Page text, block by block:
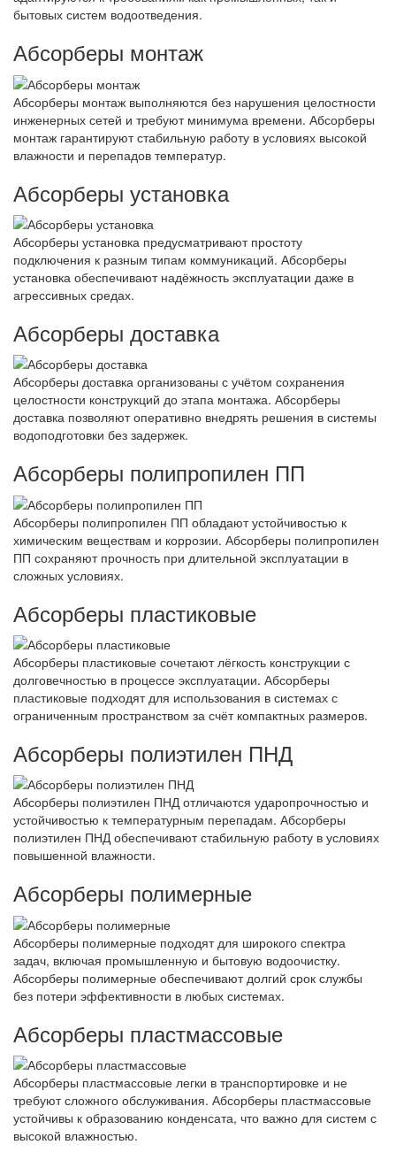
бытовых систем водоотведения.
Абсорберы монтаж
Абсорберы монтаж выполняются без нарушения целостности
инженерных сетей и требуют минимума времени. Абсорберы
монтаж гарантируют стабильную работу в условиях высокой
влажности и перепадов температур.
Абсорберы установка
Абсорберы установка предусматривают простоту
подключения к разным типам коммуникаций. Абсорберы
установка обеспечивают надёжность эксплуатации даже в
агрессивных средах.
Абсорберы доставка
Абсорберы доставка организованы с учётом сохранения
целостности конструкций до этапа монтажа. Абсорберы
доставка позволяют оперативно внедрять решения в системы
водоподготовки без задержек.
Абсорберы полипропилен ПП
Абсорберы полипропилен ПП обладают устойчивостью к
химическим веществам и коррозии. Абсорберы полипропилен
ПП сохраняют прочность при длительной эксплуатации в
сложных условиях.
Абсорберы пластиковые
Абсорберы пластиковые сочетают лёгкость конструкции с
долговечностью в процессе эксплуатации. Абсорберы
пластиковые подходят для использования в системах с
ограниченным пространством за счёт компактных размеров.
Абсорберы полиэтилен ПНД
Абсорберы полиэтилен ПНД отличаются ударопрочностью и
устойчивостью к температурным перепадам. Абсорберы
полиэтилен ПНД обеспечивают стабильную работу в условиях
повышенной влажности.
Абсорберы полимерные
Абсорберы полимерные подходят для широкого спектра
задач, включая промышленную и бытовую водоочистку.
Абсорберы полимерные обеспечивают долгий срок службы
без потери эффективности в любых системах.
Абсорберы пластмассовые
Абсорберы пластмассовые легки в транспортировке и не
требуют сложного обслуживания. Абсорберы пластмассовые
устойчивы к образованию конденсата, что важно для систем с
высокой влажностью.